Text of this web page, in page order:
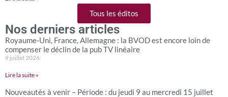
Tous les éditos
Nos derniers articles
Royaume-Uni, France, Allemagne : la BVOD est encore loin de
compenser le déclin de la pub TV linéaire
9 juillet 2026
Lire la suite »
Nouveautés à venir – Période : du jeudi 9 au mercredi 15 juillet